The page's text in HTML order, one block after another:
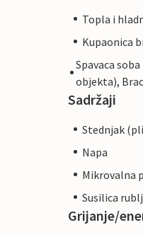
Topla i
Kupaonica
Spavaca
objekta),
Sadržaji
Stednjak
Napa
Mikrovalna
Susilica
Grijanje/